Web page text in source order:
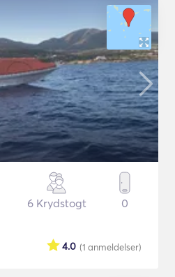
6 Krydstogt 0
(1 anmeldelser)
4.0